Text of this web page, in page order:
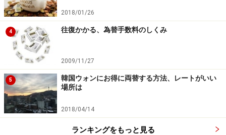
2018/01/26
4 往復かかる、為替手数料のしくみ
2009/11/27
5
韓国ウォンにお得に両替する方法、レートがいい
場所は
2018/04/14
ランキングをもっと見る